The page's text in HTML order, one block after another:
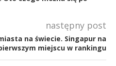
następny post
na świecie. Singapur na
miejscu w rankingu